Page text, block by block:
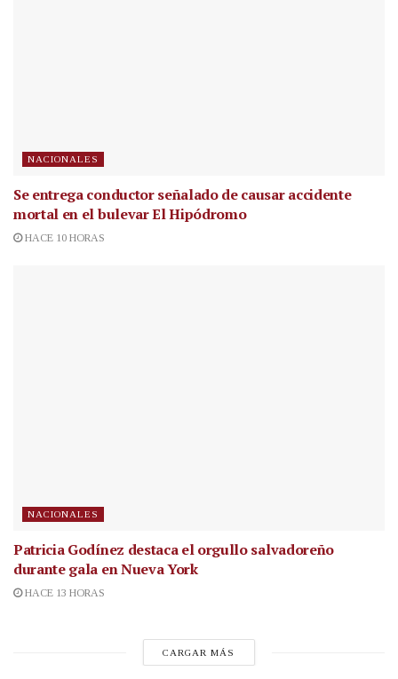
NACIONALES
Se entrega conductor señalado de causar accidente
mortal en el bulevar El Hipódromo
HACE 10 HORAS
NACIONALES
Patricia Godínez destaca el orgullo salvadoreño
durante gala en Nueva York
HACE 13 HORAS
CARGAR MÁS